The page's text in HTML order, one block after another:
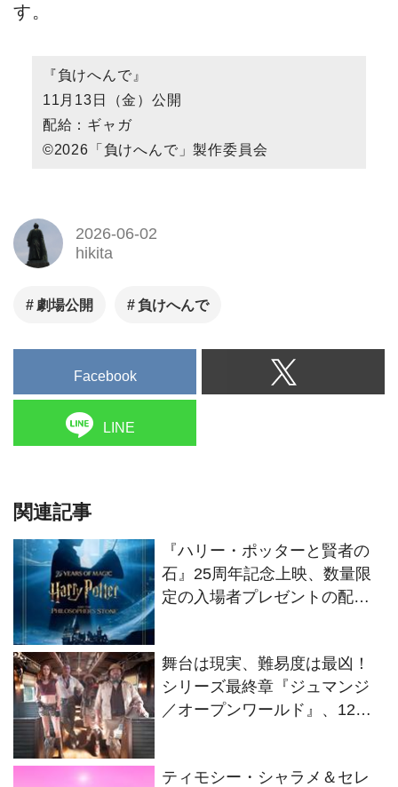
す。
『負けへんで』
11月13日（金）公開
配給：ギャガ
©2026「負けへんで」製作委員会
2026-06-02
hikita
劇場公開 負けへんで
Facebook
LINE
関連記事
『ハリー・ポッターと賢者の
石』25周年記念上映、数量限
定の入場者プレゼントの配布
舞台は現実、難易度は最凶！
シリーズ最終章『ジュマンジ
／オープンワールド』、12・
ティモシー・シャラメ＆セレ